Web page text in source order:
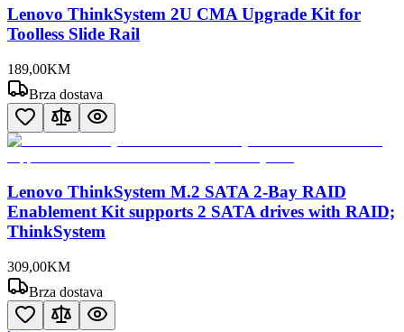
Lenovo ThinkSystem 2U CMA Upgrade Kit for
Toolless Slide Rail
189,00KM
Brza dostava
Lenovo ThinkSystem M.2 SATA 2-Bay RAID
Enablement Kit supports 2 SATA drives with RAID;
ThinkSystem
309,00KM
Brza dostava